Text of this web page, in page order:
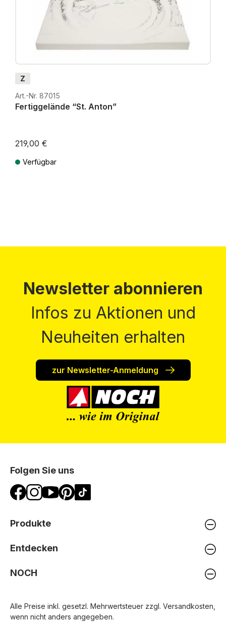
Z
Art.-Nr. 87015
Fertiggelände “St. Anton”
219,00 €
Verfügbar
Newsletter abonnieren
Infos zu Aktionen und
Neuheiten erhalten
zur Newsletter-Anmeldung
Folgen Sie uns
Produkte
Entdecken
NOCH
Alle Preise inkl. gesetzl. Mehrwertsteuer zzgl. Versandkosten
wenn nicht anders angegeben.